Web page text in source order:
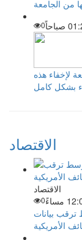
من الجامعة
0
لإخفاء هذه
بشكل كامل
الاقتصاد
الاقتصاد
0
بيانات
الأمريكية